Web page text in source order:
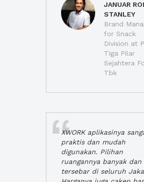
JANUAR
STANLEY
Brand
for Snack
Division at
Tiga Pilar
Sejahtera
Tbk
XWORK aplikasinya
praktis dan mudah
digunakan. Pilihan
ruangannya banyak dan
tersebar di seluruh